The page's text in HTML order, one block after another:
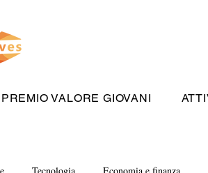
PREMIO VALORE GIOVANI
Tecnologia Economia e finanza